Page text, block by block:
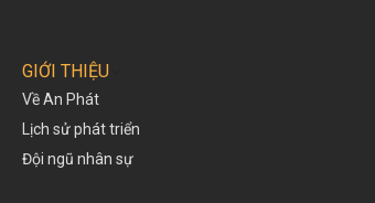
GIỚI THIỆU
Về An Phát
Lịch sử phát triển
Đội ngũ nhân sự